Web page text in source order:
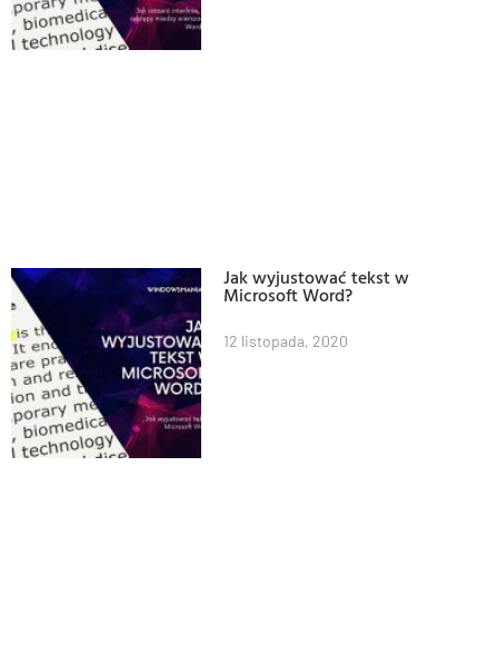
Jak wyjustować tekst w
Microsoft Word?
12 listopada, 2020